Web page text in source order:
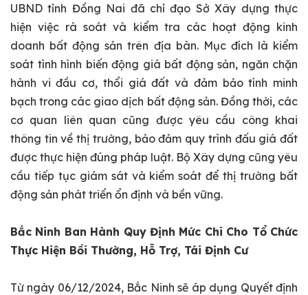
UBND tỉnh Đồng Nai đã chỉ đạo Sở Xây dựng thực
hiện việc rà soát và kiểm tra các hoạt động kinh
doanh bất động sản trên địa bàn. Mục đích là kiểm
soát tình hình biến động giá bất động sản, ngăn chặn
hành vi đầu cơ, thổi giá đất và đảm bảo tính minh
bạch trong các giao dịch bất động sản. Đồng thời, các
cơ quan liên quan cũng được yêu cầu công khai
thông tin về thị trường, bảo đảm quy trình đấu giá đất
được thực hiện đúng pháp luật. Bộ Xây dựng cũng yêu
cầu tiếp tục giám sát và kiểm soát để thị trường bất
động sản phát triển ổn định và bền vững.
Bắc Ninh Ban Hành Quy Định Mức Chi Cho Tổ Chức
Thực Hiện Bồi Thường, Hỗ Trợ, Tái Định Cư
Từ ngày 06/12/2024, Bắc Ninh sẽ áp dụng Quyết định